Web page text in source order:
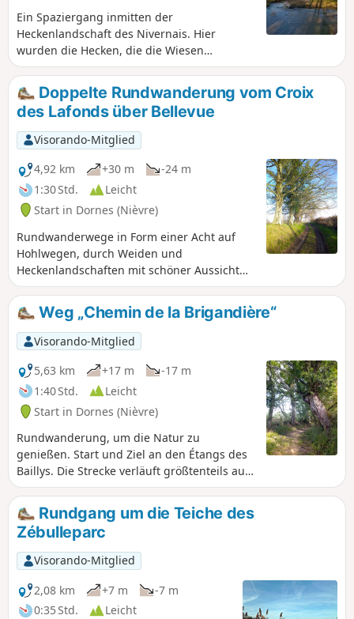
Ein Spaziergang inmitten der
Heckenlandschaft des Nivernais. Hier
wurden die Hecken, die die Wiesen
begrenzen, erhalten, was der umliegenden
Landschaft einen besonderen Charme
verleiht. Auf dieser Rundwanderung kann
man Pferde, Esel und Rinder beim Grasen
beobachten, wobei es sich bei letzteren
hauptsächlich um Charolais-Rinder handelt.
Doppelte Rundwanderung vom Croix
des Lafonds über Bellevue
Visorando-Mitglied
4,92 km
+30 m
-24 m
1:30 Std.
Leicht
Start in Dornes (Nièvre)
Rundwanderwege in Form einer Acht auf
Hohlwegen, durch Weiden und
Heckenlandschaften mit schöner Aussicht
auf die Landschaft.
Weg „Chemin de la Brigandière“
Visorando-Mitglied
5,63 km
+17 m
-17 m
1:40 Std.
Leicht
Start in Dornes (Nièvre)
Rundwanderung, um die Natur zu
genießen. Start und Ziel an den Étangs des
Baillys. Die Strecke verläuft größtenteils auf
Feldwegen durch die Heckenlandschaft der
Sologne Bourbonnaise, feuchte bis
stellenweise nasse Hohlwege, alte Eichen,
wilde Flora und Fauna – verhalten Sie sich
unauffällig und beobachten Sie...Diese
Strecke wird im Winter oder bei nassem
Wetter technisch anspruchsvoll, was den
Charme der alten Wege noch verstärkt...
Rundgang um die Teiche des
Zébulleparc
Visorando-Mitglied
2,08 km
+7 m
-7 m
0:35 Std.
Leicht